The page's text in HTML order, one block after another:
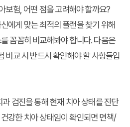
보험, 어떤 점을 고려해야 할까요?
에게 맞는 최적의 플랜을 찾기 위해
꼼꼼히 비교해봐야 합니다. 다음은
비교시 반드시 확인해야 할 사항들입
과 검진을 통해 현재 치아 상태를 진단
강한 치아 상태임이 확인되면 면책/